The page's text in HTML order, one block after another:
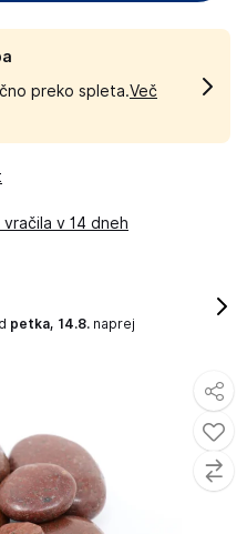
preko spleta.Več
v 14 dneh
petka, 14.8. naprej